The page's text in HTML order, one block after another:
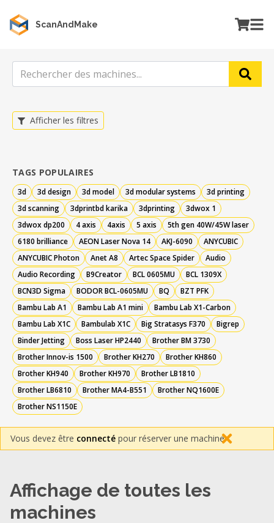
ScanAndMake
Afficher les filtres
TAGS POPULAIRES
3d 3d design 3d model 3d modular systems
3d printing
3d scanning
3dprintbd karika 3dprinting
3dwox 1
3dwox dp200
4 axis 4axis 5 axis
5th gen 40W/45W laser
6180 brilliance
AEON Laser Nova 14 AKJ-6090
ANYCUBIC
ANYCUBIC Photon
Anet A8 Artec Space Spider
Audio
Audio Recording
B9Creator BCL 0605MU
BCL 1309X
BCN3D Sigma
BODOR BCL-0605MU BQ
BZT PFK
Bambu Lab A1
Bambu Lab A1 mini
Bambu Lab X1-Carbon
Bambu Lab X1C
Bambulab X1C Big Stratasys F370
Bigrep
Binder Jetting
Boss Laser HP2440
Brother BM 3730
Brother Innov-is 1500
Brother KH270
Brother KH860
Brother KH940
Brother KH970
Brother LB1810
Brother LB6810
Brother MA4-B551
Brother NQ1600E
Brother NS1150E
Vous devez être connecté pour réserver une machine.
Affichage de toutes les
machines